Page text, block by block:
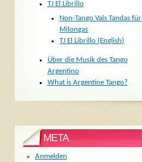
TJ El Librillo
Non-Tango Vals Tandas für
Milongas
TJ El Librillo (English)
Über die Musik des Tango
Argentino
What is Argentine Tango?
META
Anmelden